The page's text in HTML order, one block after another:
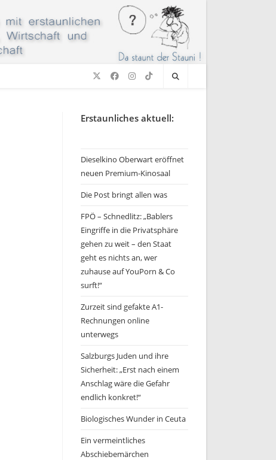
Erstaunliches aktuell:
Dieselkino Oberwart eröffnet
neuen Premium-Kinosaal
Die Post bringt allen was
FPÖ – Schnedlitz: „Bablers
Eingriffe in die Privatsphäre
gehen zu weit – den Staat
geht es nichts an, wer
zuhause auf YouPorn & Co
surft!“
Zurzeit sind gefakte A1-
Rechnungen online
unterwegs
Salzburgs Juden und ihre
Sicherheit: „Erst nach einem
Anschlag wäre die Gefahr
endlich konkret!“
Biologisches Wunder in Ceuta
Ein vermeintliches
Abschiebemärchen